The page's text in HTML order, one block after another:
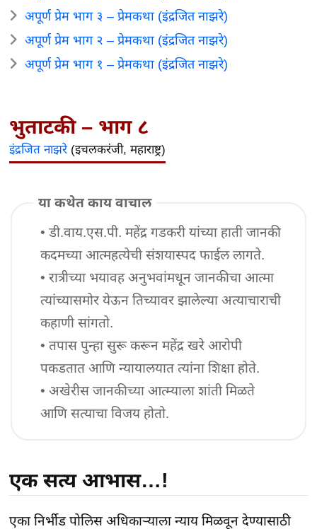
अपूर्ण प्रेम भाग ३ – प्रेमकथा (इंद्रजित नाझरे)
अपूर्ण प्रेम भाग २ – प्रेमकथा (इंद्रजित नाझरे)
अपूर्ण प्रेम भाग १ – प्रेमकथा (इंद्रजित नाझरे)
भुताटकी – भाग ८
इंद्रजित नाझरे(इचलकरंजी, महाराष्ट्र)
या कथेत काय वाचाल
• डी.वाय.एस.पी. महेंद्र गडकरी यांच्या हाती जानकी
कदमच्या आत्महत्येची संशयास्पद फाईल लागते.
• रात्रीच्या भयावह अनुभवांमधून जानकीचा आत्मा
त्यांच्यासमोर येऊन तिच्यावर झालेल्या अत्याचाराची
कहाणी सांगतो.
• तपास पुन्हा सुरू करून महेंद्र खरे आरोपी
पकडतात आणि न्यायालयात त्यांना शिक्षा होते.
• अखेरीस जानकीच्या आत्म्याला शांती मिळते
आणि सत्याचा विजय होतो.
एक सत्य आभास…!
एका निर्भीड पोलिस अधिकाऱ्याला न्याय मिळवून देण्यासाठी